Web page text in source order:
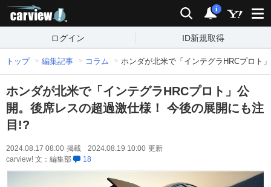
検索 通知
i
ログイン ID新規取得
トップ 編集記事 コラム ホンダが北米で「インテグラHRCプロト
ホンダが北米で「インテグラHRCプロト」公
開。後席レスの超過激仕様！ 今後の展開にも注
目!?
2024.08.17 08:00 掲載 2024.08.19 10:00 更新
carview! 文：編集部
18